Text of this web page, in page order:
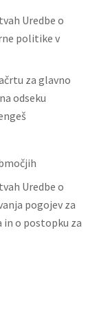
Uredbe o
politike v
za glavno
odseku
Uredbe o
pogojev za
o postopku za